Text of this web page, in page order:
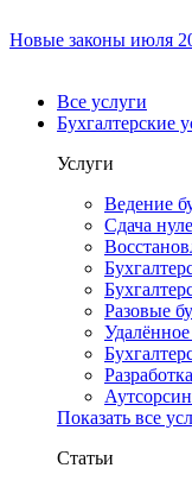
Новые законы июля
Все услуги
Бухгалтерские
Услуги
Ведение
Сдача
Разовые
Показать все
Статьи